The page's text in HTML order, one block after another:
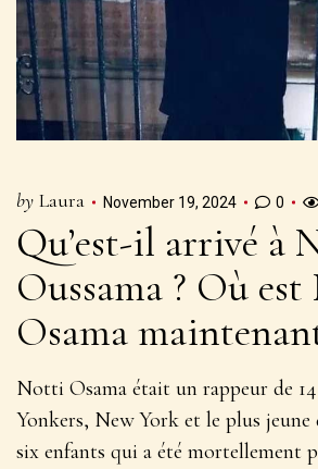
by Laura November 19, 2024 0 0
Qu’est-il arrivé à
Oussama ? Où
Osama
Notti Osama était un rappeur de
Yonkers, New York et le plus jeune
six enfants qui a été mortellement